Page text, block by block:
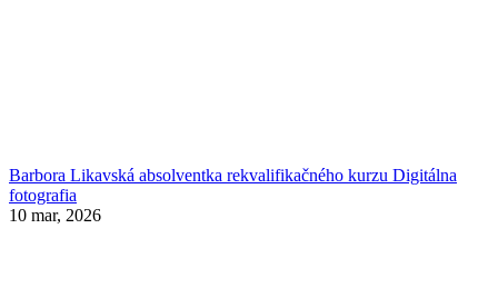
Barbora Likavská absolventka rekvalifikačného kurzu Digitálna
fotografia
10 mar, 2026